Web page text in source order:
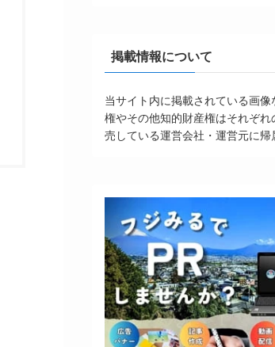
掲載情報について
当サイト内に掲載されている画像
権やその他知的財産権はそれぞれ
売している運営会社・運営元に帰